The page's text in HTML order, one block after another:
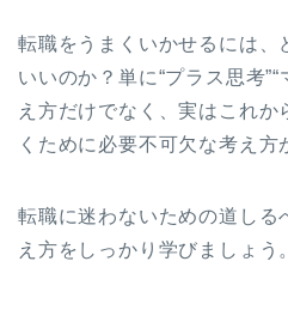
転職をうまくいかせるには、
いいのか？単に“プラス思考
え方だけでなく、実はこれか
くために必要不可欠な考え方
転職に迷わないための道しる
え方をしっかり学びましょう。